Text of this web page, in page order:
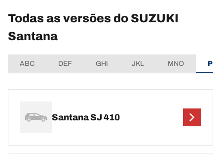
Todas as versões do SUZUKI
Santana
ABC DEF GHI JKL MNO
Santana SJ 410